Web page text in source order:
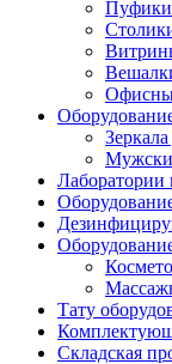
Пуфики
Тату
Складская